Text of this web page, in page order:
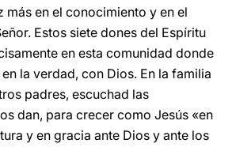
más en el conocimiento y en el
Estos siete dones del Espíritu
en esta comunidad donde
la verdad, con Dios. En la familia
padres, escuchad las
dan, para crecer como Jesús «en
y en gracia ante Dios y ante los